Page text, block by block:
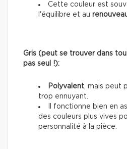
Cette couleur est
l'équilibre et au
Gris (peut se trouver dans
pas seul !):
Polyvalent , mais peut
trop ennuyant.
Il fonctionne bien en
des couleurs plus vives
personnalité à la pièce.